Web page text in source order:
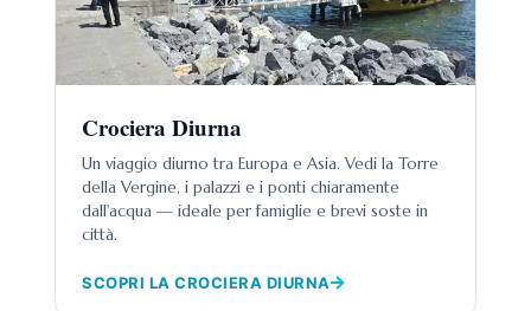
Crociera Diurna
Un viaggio diurno tra Europa e Asia. Vedi la Torre
della Vergine, i palazzi e i ponti chiaramente
dall'acqua — ideale per famiglie e brevi soste in
città.
SCOPRI LA CROCIERA DIURNA